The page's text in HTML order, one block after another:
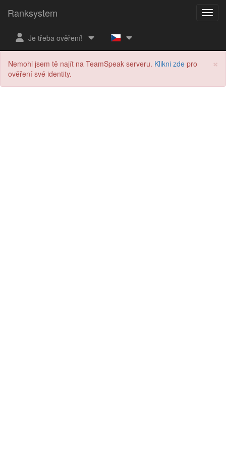
Ranksystem
Je třeba ověření!
×
Nemohl jsem tě najít na TeamSpeak serveru. Klikni zde pro
ověření své identity.